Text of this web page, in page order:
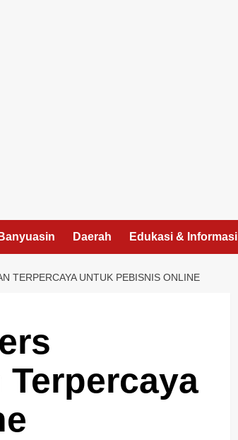
Daerah Edukasi & Informasi
TERPERCAYA UNTUK PEBISNIS ONLINE